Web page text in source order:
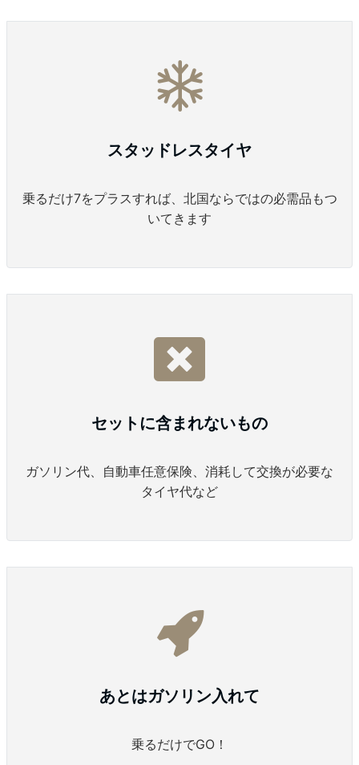
スタッドレスタイヤ
乗るだけ7をプラスすれば、北国ならではの必需品もつ
いてきます
セットに含まれないもの
ガソリン代、自動車任意保険、消耗して交換が必要な
タイヤ代など
あとはガソリン入れて
乗るだけでGO！